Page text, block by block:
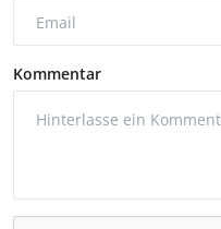
Kommentar